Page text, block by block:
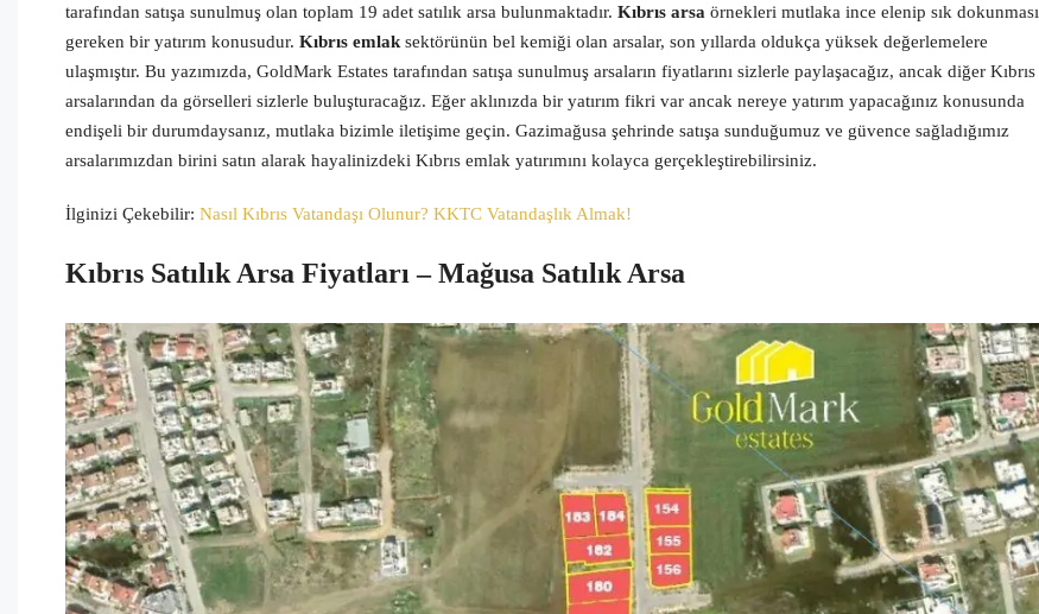
tarafından satışa sunulmuş olan toplam 19 adet satılık arsa bulunmaktadır. Kıbrıs arsa örnekleri mutlaka ince elenip sık dokunması
gereken bir yatırım konusudur. Kıbrıs emlak sektörünün bel kemiği olan arsalar, son yıllarda oldukça yüksek değerlemelere
ulaşmıştır. Bu yazımızda, GoldMark Estates tarafından satışa sunulmuş arsaların fiyatlarını sizlerle paylaşacağız, ancak diğer Kıbrıs
arsalarından da görselleri sizlerle buluşturacağız. Eğer aklınızda bir yatırım fikri var ancak nereye yatırım yapacağınız konusunda
endişeli bir durumdaysanız, mutlaka bizimle iletişime geçin. Gazimağusa şehrinde satışa sunduğumuz ve güvence sağladığımız
arsalarımızdan birini satın alarak hayalinizdeki Kıbrıs emlak yatırımını kolayca gerçekleştirebilirsiniz.
İlginizi Çekebilir: Nasıl Kıbrıs Vatandaşı Olunur? KKTC Vatandaşlık Almak!
Kıbrıs Satılık Arsa Fiyatları – Mağusa Satılık Arsa